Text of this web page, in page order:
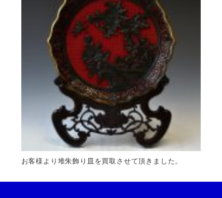
お客様より堆朱飾り皿を買取させて頂きました。